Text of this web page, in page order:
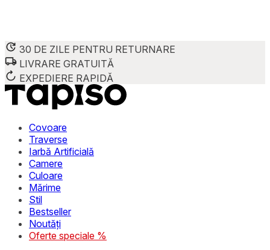
30 DE ZILE PENTRU RETURNARE
LIVRARE GRATUITĂ
EXPEDIERE RAPIDĂ
Covoare
Traverse
Iarbă Artificială
Camere
Culoare
Mărime
Stil
Bestseller
Noutăți
Oferte speciale %
Folosim cookie-uri pentru a personaliza conținutul și
Împărtășim informații despre modul în care utilizezi
combina aceste informații cu alte date primite de la tine
stochează date care permit identificarea persoanei.
preferată sau regiunea în care se află utilizatorul.
Statistică